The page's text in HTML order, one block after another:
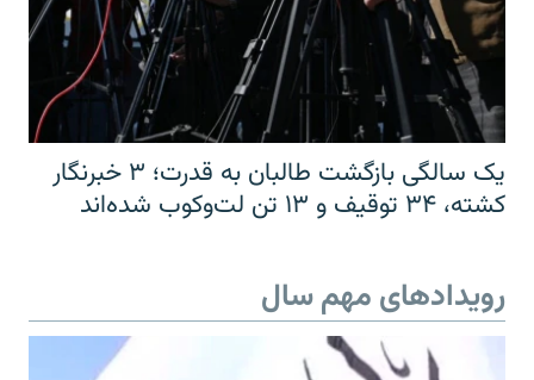
یک سالگی بازگشت طالبان به قدرت؛ ۳ خبرنگار
کشته، ۳۴ توقیف و ۱۳ تن لت‌وکوب شده‌اند
رویدادهای مهم سال